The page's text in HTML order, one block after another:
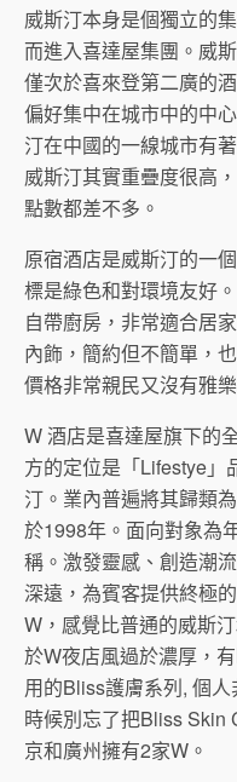
威斯汀本身是個獨立的
而進入喜達屋集團。威
僅次於喜來登第二廣的
偏好集中在城市中的中
汀在中國的一線城市有
威斯汀其實重疊度很高
點數都差不多。
原宿酒店是威斯汀的一
標是綠色和對環境友好
自帶廚房，非常適合居
內飾，簡約但不簡單，
價格非常親民又沒有雅
W 酒店是喜達屋旗下的
方的定位是「Lifestye」
汀。業內普遍將其歸類
於1998年。面向對象為
稱。激發靈感、創造潮
深遠，為賓客提供終極
W，感覺比普通的威斯
於W夜店風過於濃厚，
用的Bliss護膚系列, 個
時候別忘了把Bliss Skin
京和廣州擁有2家W。